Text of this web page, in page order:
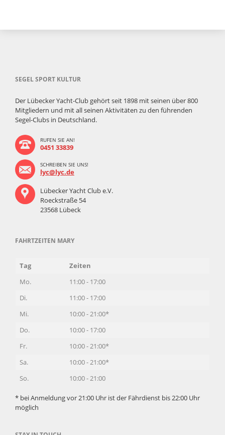
SEGEL SPORT KULTUR
Der Lübecker Yacht-Club gehört seit 1898 mit seinen über 800
Mitgliedern und mit all seinen Aktivitäten zu den führenden
Segel-Clubs in Deutschland.
RUFEN SIE AN!
0451 33839
SCHREIBEN SIE UNS!
lyc@lyc.de
Lübecker Yacht Club e.V.
Roeckstraße 54
23568 Lübeck
FAHRTZEITEN MARY
Tag
Zeiten
Mo.
11:00 - 17:00
Di.
11:00 - 17:00
Mi.
10:00 - 21:00*
Do.
10:00 - 17:00
Fr.
10:00 - 21:00*
Sa.
10:00 - 21:00*
So.
10:00 - 21:00
* bei Anmeldung vor 21:00 Uhr ist der Fährdienst bis 22:00 Uhr
möglich